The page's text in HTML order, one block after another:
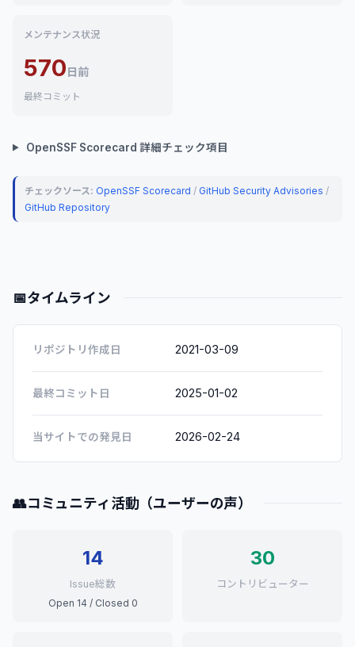
メンテナンス状況
570日前
最終コミット
OpenSSF Scorecard 詳細チェック項目
チェックソース: OpenSSF Scorecard / GitHub Security Advisories /
GitHub Repository
📅タイムライン
リポジトリ作成日 2021-03-09
最終コミット日 2025-01-02
当サイトでの発見日 2026-02-24
👥コミュニティ活動（ユーザーの声）
14
Issue総数
Open 14 / Closed 0
30
コントリビューター